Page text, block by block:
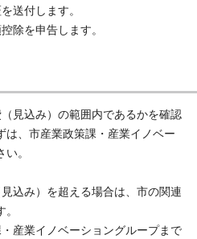
送付します。
除を申告します。
見込み）の範囲内であるかを確認
は、市産業政策課・産業イノベー
。
込み）を超える場合は、市の関連
産業イノベーショングループまで